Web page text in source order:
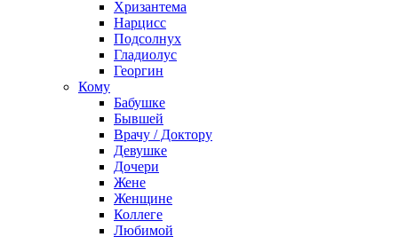
Хризантема
Нарцисс
Подсолнух
Гладиолус
Георгин
Кому
Бабушке
Бывшей
Врачу / Доктору
Девушке
Дочери
Жене
Женщине
Коллеге
Любимой